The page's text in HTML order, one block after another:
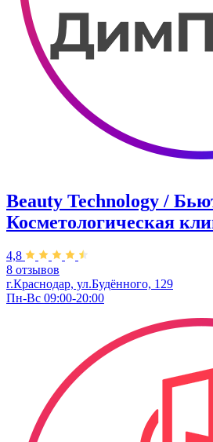
Beauty Technology /
Косметологическая
4,8
8 отзывов
г.Краснодар, ул.Будённого, 129
Пн-Вс 09:00-20:00